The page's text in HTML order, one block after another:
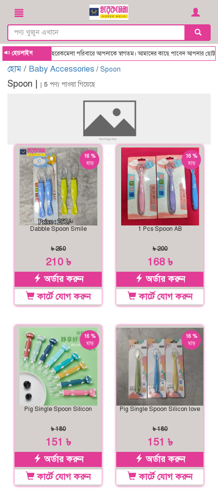
হেডলাইন
Horekmela - হরেকমেলা পরিবারে আপনাকে স্বাগতম। আমাদের কাছে পাবেন আপনার ছোট্ট
হোম / Baby Accessories / Spoon
Spoon | | 5 পণ্য পাওয়া গিয়েছে
16 %
ছাড়
Dabble Spoon Smile
৳ 250
210 ৳
অর্ডার করুন
কার্টে যোগ করুন
16 %
ছাড়
1 Pcs Spoon AB
৳ 200
168 ৳
অর্ডার করুন
কার্টে যোগ করুন
16 %
ছাড়
Pig Single Spoon Silicon
৳ 180
151 ৳
অর্ডার করুন
কার্টে যোগ করুন
16 %
ছাড়
Pig Single Spoon Silicon love
৳ 180
151 ৳
অর্ডার করুন
কার্টে যোগ করুন